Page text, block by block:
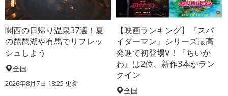
関西の日帰り温泉37選！夏
の琵琶湖や有馬でリフレッ
シュしよう
全国
2026年8月7日 18:25 更新
【映画ランキング】『スパ
イダーマン』シリーズ最高
発進で初登場V！『ちいか
わ』は2位、新作3本がラン
クイン
全国